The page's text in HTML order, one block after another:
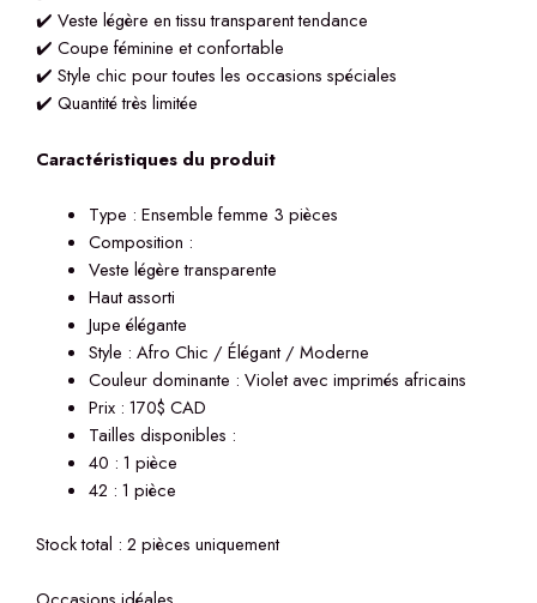
✔️ Veste légère en tissu transparent tendance
✔️ Coupe féminine et confortable
✔️ Style chic pour toutes les occasions spéciales
✔️ Quantité très limitée
Caractéristiques du produit
Type : Ensemble femme 3 pièces
Composition :
Veste légère transparente
Haut assorti
Jupe élégante
Style : Afro Chic / Élégant / Moderne
Couleur dominante : Violet avec imprimés africains
Prix : 170$ CAD
Tailles disponibles :
40 : 1 pièce
42 : 1 pièce
Stock total : 2 pièces uniquement